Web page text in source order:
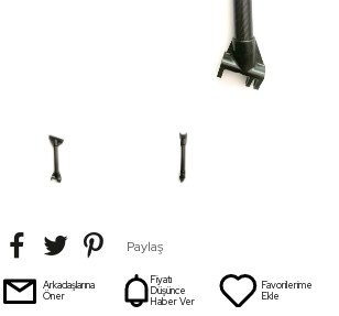
Paylaş
Arkadaşlarına
Öner
Fiyatı
Düşünce
Haber Ver
Favorilerime
Ekle